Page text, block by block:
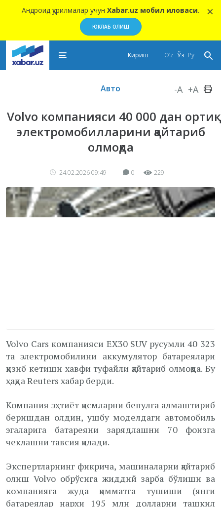
Андроид қурилмалар учун Xabar.uz мобил иловаси.
ЮКЛАБ ОЛИШ
×
O‘z Ўз Ру
Кириш
Авто -A +A
Volvo компанияси 40 000 дан ортиқ
электромобилларини қайтариб
олмоқда
24.02.2026 09:49 0 229
Volvo Cars компанияси EX30 SUV русумли 40 323
та электромобилини аккумулятор батареялари
қизиб кетиши хавфи туфайли қайтариб олмоқда. Бу
ҳақда Reuters хабар берди.
Компания эҳтиёт қисмларни бепулга алмаштириб
беришдан олдин, ушбу моделдаги автомобиль
эгаларига батареяни зарядлашни 70 фоизга
чеклашни тавсия қилади.
Экспертларнинг фикрича, машиналарни қайтариб
олиш Volvo обрўсига жиддий зарба бўлиши ва
компанияга жуда қимматга тушиши (янги
батареялар нархи 195 млн долларни ташкил